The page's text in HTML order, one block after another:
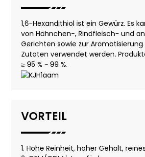
1,6-Hexandithiol ist ein Gewürz. Es
von Hähnchen-, Rindfleisch- und
Gerichten sowie zur
Zutaten verwendet werden.
≥ 95 % ~ 99 %.
VORTEIL
1. Hohe Reinheit, hoher Gehalt,